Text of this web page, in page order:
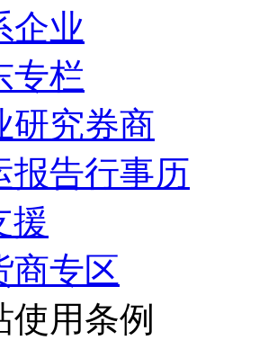
企业
专栏
研究券商
报告行事历
援
商专区
使用条例